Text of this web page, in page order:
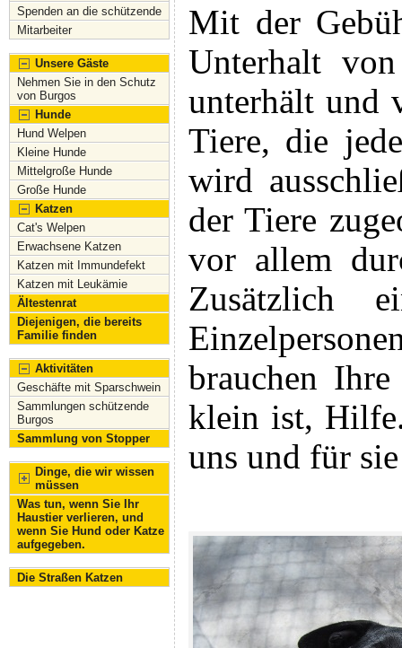
Spenden an die schützende
Mitarbeiter
Unsere Gäste
Nehmen Sie in den Schutz
von Burgos
Hunde
Hund Welpen
Kleine Hunde
Mittelgroße Hunde
Große Hunde
Katzen
Cat's Welpen
Erwachsene Katzen
Katzen mit Immundefekt
Katzen mit Leukämie
Ältestenrat
Diejenigen, die bereits
Familie finden
Aktivitäten
Geschäfte mit Sparschwein
Sammlungen schützende
Burgos
Sammlung von Stopper
Dinge, die wir wissen
müssen
Was tun, wenn Sie Ihr
Haustier verlieren, und
wenn Sie Hund oder Katze
aufgegeben.
Die Straßen Katzen
Mit der
Unterhalt
unterhält und
Tiere, die
wird
der Tiere
vor allem
Zusätzlich
brauchen
klein ist,
uns und für